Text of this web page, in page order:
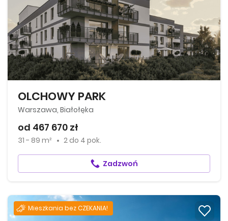
OLCHOWY PARK
Warszawa, Białołęka
od 467 670 zł
31 - 89 m² 2 do 4 pok.
Zadzwoń
Mieszkania bez CZEKANIA!